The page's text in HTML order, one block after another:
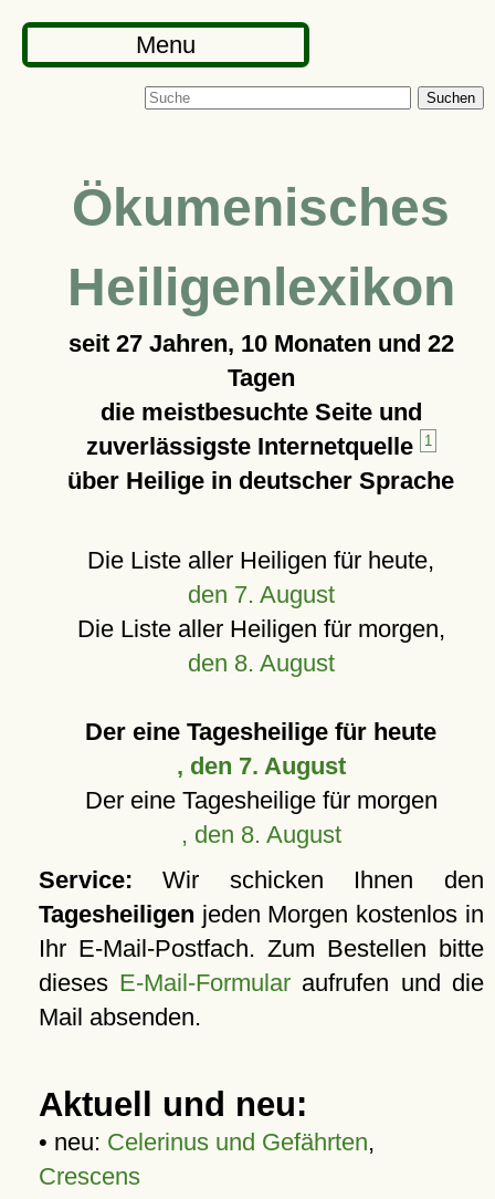
Menu
Suchen
Ökumenisches
Heiligenlexikon
seit 27 Jahren, 10 Monaten und 22
Tagen
die meistbesuchte Seite und
zuverlässigste Internetquelle
1
über Heilige in deutscher Sprache
Die Liste aller Heiligen für heute,
den 7. August
Die Liste aller Heiligen für morgen,
den 8. August
Der eine Tagesheilige für heute
, den 7. August
Der eine Tagesheilige für morgen
, den 8. August
Service: Wir schicken Ihnen den
Tagesheiligen jeden Morgen kostenlos in
Ihr E-Mail-Postfach. Zum Bestellen bitte
dieses E-Mail-Formular aufrufen und die
Mail absenden.
Aktuell und neu:
• neu: Celerinus und Gefährten,
Crescens